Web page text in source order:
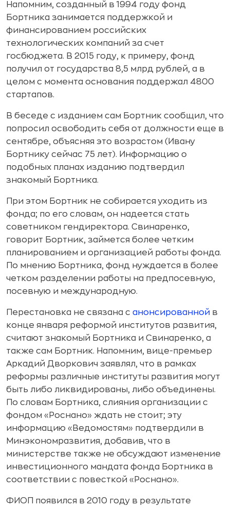
Напомним, созданный в 1994 году фонд
Бортника занимается поддержкой и
финансированием российских
технологических компаний за счет
госбюджета. В 2015 году, к примеру, фонд
получил от государства 8,5 млрд рублей, а в
целом с момента основания поддержал 4800
стартапов.
В беседе с изданием сам Бортник сообщил, что
попросил освободить себя от должности еще в
сентябре, объясняя это возрастом (Ивану
Бортнику сейчас 75 лет). Информацию о
подобных планах изданию подтвердил
знакомый Бортника.
При этом Бортник не собирается уходить из
фонда; по его словам, он надеется стать
советником гендиректора. Свинаренко,
говорит Бортник, займется более четким
планированием и организацией работы фонда.
По мнению Бортника, фонд нуждается в более
четком разделении работы на предпосевную,
посевную и международную.
Перестановка не связана с анонсированной в
конце января реформой институтов развития,
считают знакомый Бортника и Свинаренко, а
также сам Бортник. Напомним, вице-премьер
Аркадий Дворкович заявлял, что в рамках
реформы различные институты развития могут
быть либо ликвидированы, либо объединены.
По словам Бортника, слияния организации с
фондом «Роснано» ждать не стоит; эту
информацию «Ведомостям» подтвердили в
Минэкономразвития, добавив, что в
министерстве также не обсуждают изменение
инвестиционного мандата фонда Бортника в
соответствии с повесткой «Роснано».
ФИОП появился в 2010 году в результате